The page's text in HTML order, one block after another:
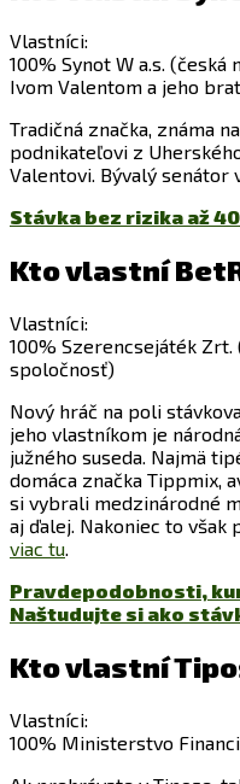
Vlastníci:
100% Synot W a.s.
Ivom Valentom a jeho
Tradičná značka, známa
podnikateľovi z
Valentovi. Bývalý senátor
Stávka bez rizika až
Kto vlastní
Vlastníci:
100% Szerencsejáték
spoločnosť)
Nový hráč na poli
jeho vlastníkom je
južného suseda. Najmä
domáca značka Tippmix,
si vybrali medzinárodné
aj ďalej. Nakoniec to však
viac tu.
Pravdepodobnosti,
Naštudujte si ako
Kto vlastní
Vlastníci:
100% Ministerstvo